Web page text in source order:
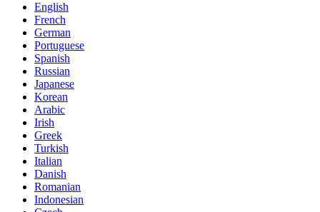
English
French
German
Portuguese
Spanish
Russian
Japanese
Korean
Arabic
Irish
Greek
Turkish
Italian
Danish
Romanian
Indonesian